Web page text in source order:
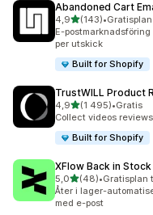
Abandoned Cart
4,9av 5 stjärnor
(143)
143 recensioner totalt
•
E-
per utskick
Built for Shopify
TrustWILL Product
4,9av 5 stjärnor
(1 495)
1495 recensioner totalt
•Gratis
Collect videos
Built for Shopify
XFlow Back in
5,0av 5 stjärnor
(48)
48 recensioner totalt
•Gratisplan
Åter i lager-
med e-post